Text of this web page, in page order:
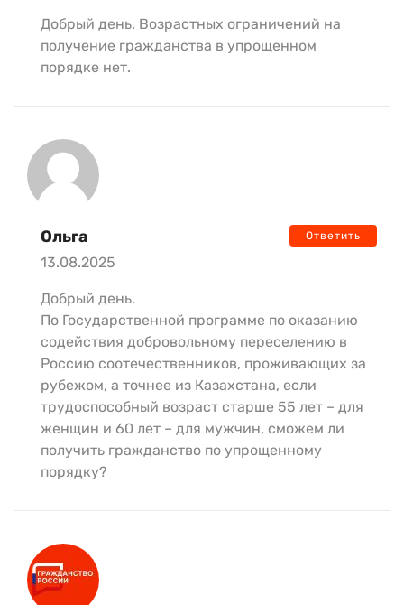
Добрый день. Возрастных ограничений на
получение гражданства в упрощенном
порядке нет.
Ольга
13.08.2025
Ответить
Добрый день.
По Государственной программе по оказанию
содействия добровольному переселению в
Россию соотечественников, проживающих за
рубежом, а точнее из Казахстана, если
трудоспособный возраст старше 55 лет – для
женщин и 60 лет – для мужчин, сможем ли
получить гражданство по упрощенному
порядку?